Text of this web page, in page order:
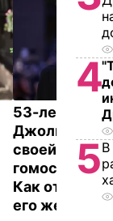
53-летний
Джоли
своей
Как
его жена
4
5В